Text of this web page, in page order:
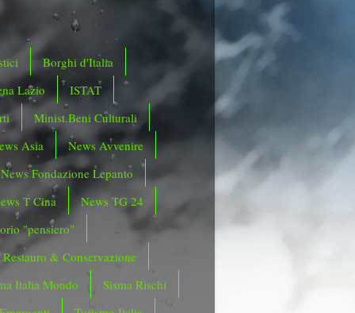
Borghi d'Italia
Lazio
ISTAT
Minist.Beni Culturali
Asia
News Avvenire
News Fondazione Lepanto
T Cina
News TG 24
"pensiero"
Restauro & Conservazione
Italia Mondo
Sisma Rischi